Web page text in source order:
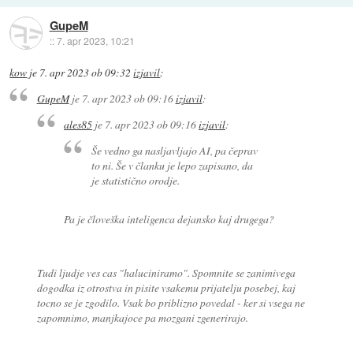
GupeM
::7. apr 2023, 10:21
kow je 7. apr 2023 ob 09:32 izjavil:
GupeMje 7. apr 2023 ob 09:16izjavil:
ales85 je 7. apr 2023 ob 09:16izjavil:
Še vedno ga nasljavljajo AI, pa čeprav
to ni. Še v članku je lepo zapisano, da
je statistično orodje.
Pa je človeška inteligenca dejansko kaj drugega?
Tudi ljudje ves cas "haluciniramo". Spomnite se zanimivega
dogodka iz otrostva in pisite vsakemu prijatelju posebej, kaj
tocno se je zgodilo. Vsak bo priblizno povedal - ker si vsega ne
zapomnimo, manjkajoce pa mozgani zgenerirajo.